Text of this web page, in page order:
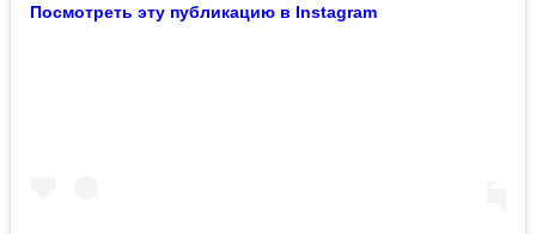
Посмотреть эту публикацию в Instagram